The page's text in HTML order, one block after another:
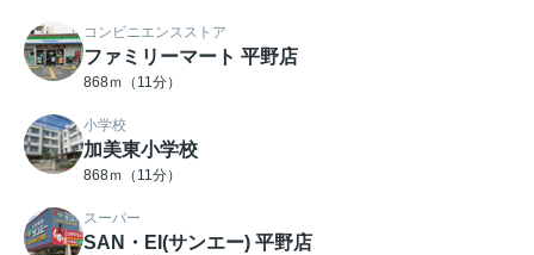
コンビニエンスストア
ファミリーマート 平野店
868ｍ（11分）
小学校
加美東小学校
868ｍ（11分）
スーパー
SAN・EI(サンエー) 平野店